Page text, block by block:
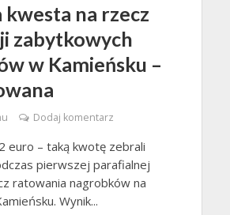
kwesta na rzecz
zabytkowych
w Kamieńsku –
Dodaj komentarz
euro – taką kwotę zebrali
pierwszej parafialnej
ratowania nagrobków na
Wynik...